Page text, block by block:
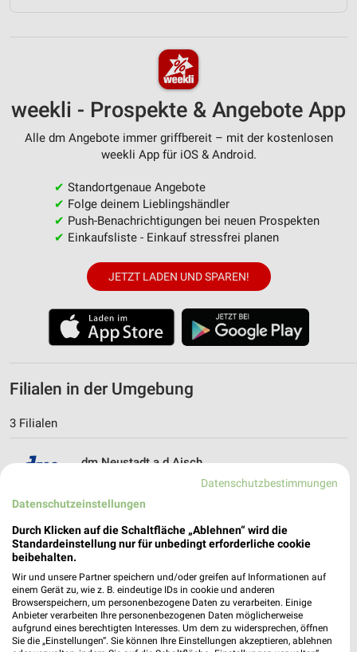
weekli - Prospekte & Angebote App
Alle dm Angebote immer griffbereit – mit der kostenlosen
weekli App für iOS & Android.
✔ Standortgenaue Angebote
✔ Folge deinem Lieblingshändler
✔ Push-Benachrichtigungen bei neuen Prospekten
✔ Einkaufsliste - Einkauf stressfrei planen
JETZT LADEN UND SPAREN!
Filialen in der Umgebung
3 Filialen
dm Neustadt a.d.Aisch
91413 Neustadt a.d.Aisch
Heute 08:00 - 20:00 Uhr |
Geschlossen
15,23 km
dm Rothenburg ob der Tauber
Schlachthofstraße 33
91541 Rothenburg ob der Tauber
Datenschutzbestimmungen
Datenschutzeinstellungen
Durch Klicken auf die Schaltfläche „Ablehnen“ wird die
Standardeinstellung nur für unbedingt erforderliche cookie
beibehalten.
Wir und unsere Partner speichern und/oder greifen auf Informationen auf
einem Gerät zu, wie z. B. eindeutige IDs in cookie und anderen
Browserspeichern, um personenbezogene Daten zu verarbeiten. Einige
Anbieter verarbeiten Ihre personenbezogenen Daten möglicherweise
aufgrund eines berechtigten Interesses. Um dem zu widersprechen, öffnen
Sie die „Einstellungen“. Sie können Ihre Einstellungen akzeptieren, ablehnen